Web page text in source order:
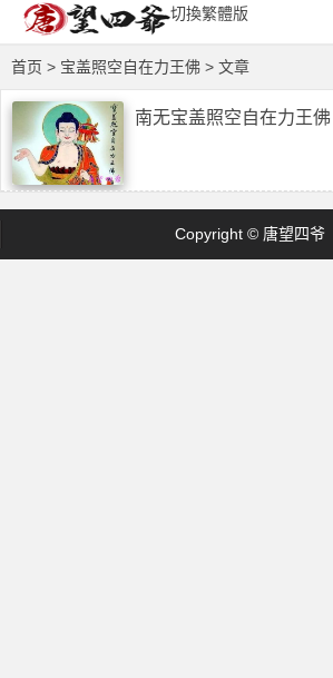
切換繁體版
首页 > 宝盖照空自在力王佛 > 文章
南无宝盖照空自在力王佛
Copyright © 唐望四爷